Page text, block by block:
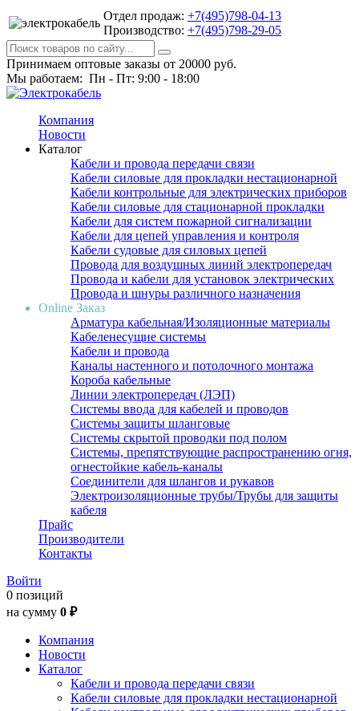
Отдел продаж: +7(495)798-04-13
Производство: +7(495)798-29-05
Принимаем оптовые заказы от 20000 руб.
Мы работаем: Пн - Пт: 9:00 - 18:00
Компания
Новости
Каталог
Кабели и провода передачи связи
Кабели силовые для прокладки нестационарной
Кабели контрольные для электрических приборов
Кабели силовые для стационарной прокладки
Кабели для систем пожарной сигнализации
Кабели для цепей управления и контроля
Кабели судовые для силовых цепей
Провода для воздушных линий электропередач
Провода и кабели для установок электрических
Провода и шнуры различного назначения
Online Заказ
Арматура кабельная/Изоляционные материалы
Кабеленесущие системы
Кабели и провода
Каналы настенного и потолочного монтажа
Короба кабельные
Линии электропередач (ЛЭП)
Системы ввода для кабелей и проводов
Системы защиты шланговые
Системы скрытой проводки под полом
Системы, препятствующие распространению огня,
огнестойкие кабель-каналы
Соединители для шлангов и рукавов
Электроизоляционные трубы/Трубы для защиты
кабеля
Прайс
Производители
Контакты
Войти
0 позиций
на сумму 0 ₽
Компания
Новости
Каталог
Кабели и провода передачи связи
Кабели силовые для прокладки нестационарной